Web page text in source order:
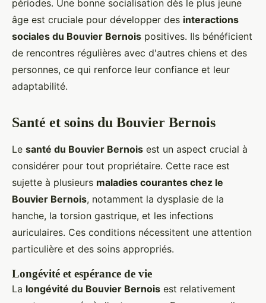
périodes. Une bonne socialisation dès le plus jeune
âge est cruciale pour développer des interactions
sociales du Bouvier Bernois positives. Ils bénéficient
de rencontres régulières avec d'autres chiens et des
personnes, ce qui renforce leur confiance et leur
adaptabilité.
Santé et soins du Bouvier Bernois
Le santé du Bouvier Bernois est un aspect crucial à
considérer pour tout propriétaire. Cette race est
sujette à plusieurs maladies courantes chez le
Bouvier Bernois, notamment la dysplasie de la
hanche, la torsion gastrique, et les infections
auriculaires. Ces conditions nécessitent une attention
particulière et des soins appropriés.
Longévité et espérance de vie
La longévité du Bouvier Bernois est relativement